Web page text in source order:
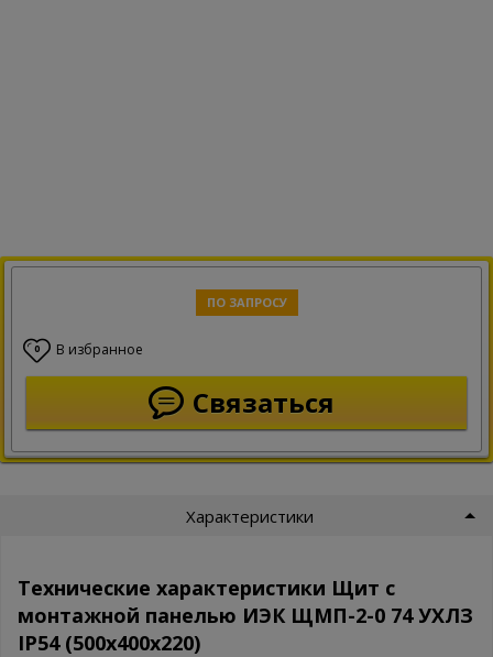
ПО ЗАПРОСУ
0 В избранное
Связаться
Характеристики
Технические характеристики Щит с
монтажной панелью ИЭК ЩМП-2-0 74 УХЛЗ
IP54 (500х400х220)